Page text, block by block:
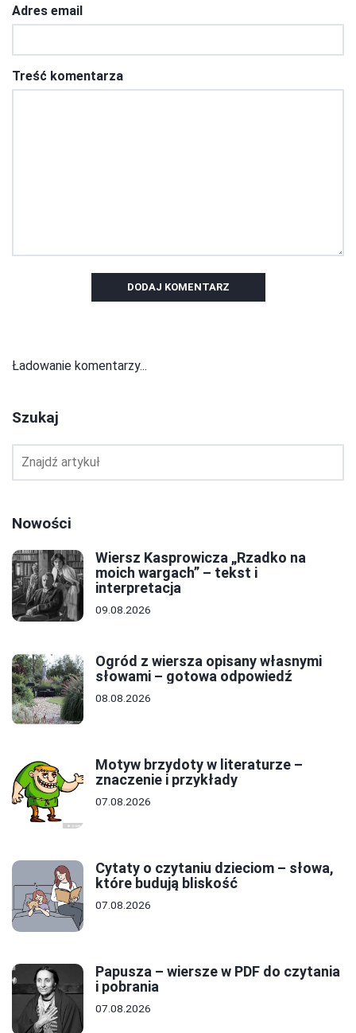
Adres email
Treść komentarza
DODAJ KOMENTARZ
Ładowanie komentarzy...
Szukaj
Nowości
Wiersz Kasprowicza „Rzadko na
moich wargach” – tekst i
interpretacja
09.08.2026
Ogród z wiersza opisany własnymi
słowami – gotowa odpowiedź
08.08.2026
Motyw brzydoty w literaturze –
znaczenie i przykłady
07.08.2026
Cytaty o czytaniu dzieciom – słowa,
które budują bliskość
07.08.2026
Papusza – wiersze w PDF do czytania
i pobrania
07.08.2026